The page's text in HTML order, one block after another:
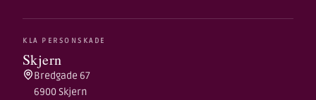
KLA PERSONSKADE
Skjern
Bredgade 67
6900 Skjern